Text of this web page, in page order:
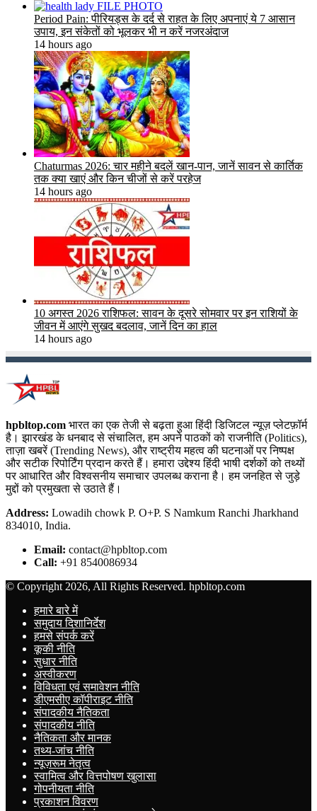
Period Pain: पीरियड्स के दर्द से राहत के लिए अपनाएं ये 7 आसान
उपाय, इन संकेतों को भूलकर भी न करें नजरअंदाज
14 hours ago
Chaturmas 2026: चार महीने बदलें खान-पान, जानें सावन से कार्तिक
तक क्या खाएं और किन चीजों से करें परहेज
14 hours ago
10 अगस्त 2026 राशिफल: सावन के दूसरे सोमवार पर इन राशियों के
जीवन में आएंगे सुखद बदलाव, जानें दिन का हाल
14 hours ago
hpbltop.com भारत का एक तेजी से बढ़ता हुआ हिंदी डिजिटल न्यूज़ प्लेटफ़ॉर्म
है। झारखंड के धनबाद से संचालित, हम अपने पाठकों को राजनीति (Politics),
ताज़ा खबरें (Trending News), और राष्ट्रीय महत्व की घटनाओं पर निष्पक्ष
और सटीक रिपोर्टिंग प्रदान करते हैं। हमारा उद्देश्य हिंदी भाषी दर्शकों को तथ्यों
पर आधारित और विश्वसनीय समाचार उपलब्ध कराना है। हम जनहित से जुड़े
मुद्दों को प्रमुखता से उठाते हैं।
Address: Lowadih chowk P. O+P. S Namkum Ranchi Jharkhand
834010, India.
Email: contact@hpbltop.com
Call: +91 8540086934
© Copyright 2026, All Rights Reserved. hpbltop.com
हमारे बारे में
समुदाय दिशानिर्देश
हमसे संपर्क करें
कूकी नीति
सुधार नीति
अस्वीकरण
विविधता एवं समावेशन नीति
डीएमसीए कॉपीराइट नीति
संपादकीय नैतिकता
संपादकीय नीति
नैतिकता और मानक
तथ्य-जांच नीति
न्यूज़रूम नेतृत्व
स्वामित्व और वित्तपोषण खुलासा
गोपनीयता नीति
प्रकाशन विवरण